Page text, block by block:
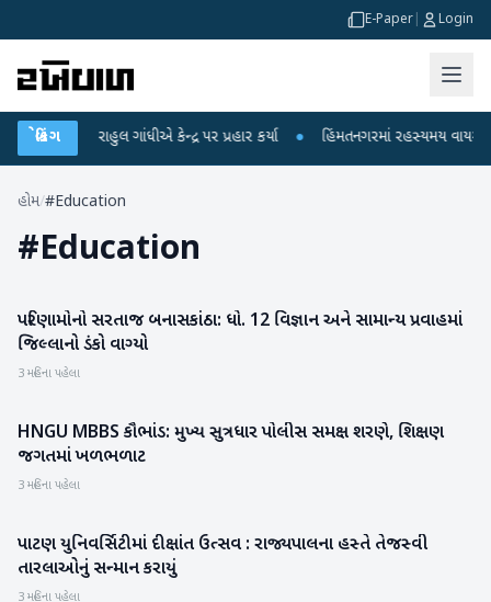
E-Paper Login
બ્રેકિંગ
પર રાહુલ ગાંધીએ કેન્દ્ર પર પ્રહાર કર્યા ● હિંમતનગરમાં રહસ્યમય વાયરસ કે
હોમ/#Education
#Education
બનાસકાંઠા
પરિણામોનો સરતાજ બનાસકાંઠા: ધો. 12 વિજ્ઞાન અને સામાન્ય પ્રવાહમાં
જિલ્લાનો ડંકો વાગ્યો
3 મહિના પહેલા
પાટણ
HNGU MBBS કૌભાંડ: મુખ્ય સુત્રધાર પોલીસ સમક્ષ શરણે, શિક્ષણ
જગતમાં ખળભળાટ
3 મહિના પહેલા
પાટણ
પાટણ યુનિવર્સિટીમાં દીક્ષાંત ઉત્સવ : રાજ્યપાલના હસ્તે તેજસ્વી
તારલાઓનું સન્માન કરાયું
3 મહિના પહેલા